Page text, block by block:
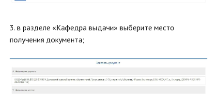
3. в разделе «Кафедра выдачи» выберите место
получения документа;